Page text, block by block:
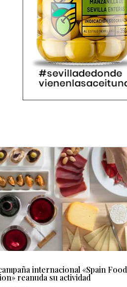
internacional «Spain Food
reanuda su actividad